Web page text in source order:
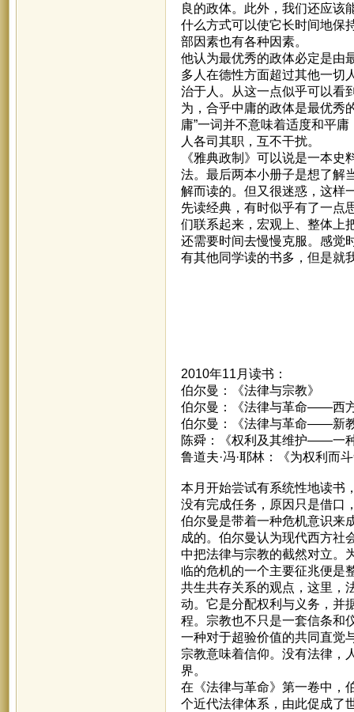
良的政体。此外，我们还应该
什么方式可以使它长时间地保
部因素也有各种因素。
他认为最优秀的政体必定是由
多人在德性方面超过其他一切
治于人。从这一点似乎可以看
为，合乎中庸的政体是最优秀
庸”一词并不意味着适度和平
人各司其职，互不干扰。
《雅典政制》可以说是一本
法。最后两本小册子是想了解
解而读的。但又很迷惑，这样
先读经典，有时似乎有了一点
们联系起来，宏观上、整体上
还需要时间去慢慢克服。感觉
有其他同学读的书多，但是就
2010年11月读书：
伯尔曼：《法律与宗教》
伯尔曼：《法律与革命——西
伯尔曼：《法律与革命——新
陈舜：《权利及其维护——一
鲁道夫·冯·耶林：《为权利而
本月开始尝试有系统性地读书
没有完成任务，原因只是借口
伯尔曼是带着一种危机意识来
成的。伯尔曼认为现代西方社
中把法律与宗教的截然对立。
临的危机的一个主要征兆便是
共生共存关系的观点，这里，
动。它是分配权利与义务，并
程。宗教也不只是一套信条
一种对于超验价值的共同直觉
宗教意味着信仰。没有法律，
界。
在《法律与革命》第一卷中，
个近代法律体系，由此促成了